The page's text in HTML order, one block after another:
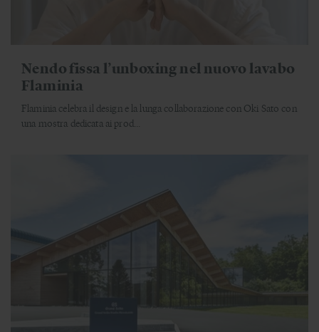
Nendo fissa l’unboxing nel nuovo lavabo
Flaminia
Flaminia celebra il design e la lunga collaborazione con Oki Sato con
una mostra dedicata ai prod...